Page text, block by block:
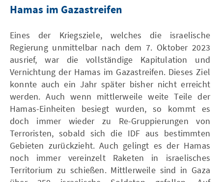
Hamas im Gazastreifen
Eines der Kriegsziele, welches die israelische
Regierung unmittelbar nach dem 7. Oktober 2023
ausrief, war die vollständige Kapitulation und
Vernichtung der Hamas im Gazastreifen. Dieses Ziel
konnte auch ein Jahr später bisher nicht erreicht
werden. Auch wenn mittlerweile weite Teile der
Hamas-Einheiten besiegt wurden, so kommt es
doch immer wieder zu Re-Gruppierungen von
Terroristen, sobald sich die IDF aus bestimmten
Gebieten zurückzieht. Auch gelingt es der Hamas
noch immer vereinzelt Raketen in israelisches
Territorium zu schießen. Mittlerweile sind in Gaza